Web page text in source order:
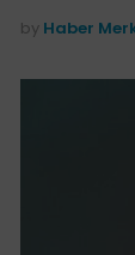
by Haber